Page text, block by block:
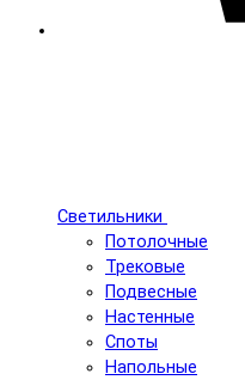
Светильники
Потолочные
Трековые
Подвесные
Настенные
Споты
Напольные